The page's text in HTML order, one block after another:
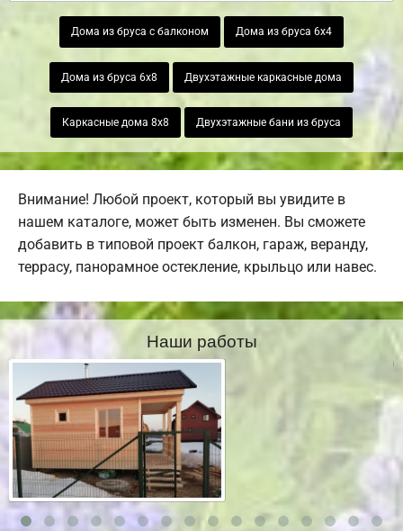
Дома из бруса с балконом Дома из бруса 6х4
Дома из бруса 6х8 Двухэтажные каркасные дома
Каркасные дома 8х8 Двухэтажные бани из бруса
Внимание! Любой проект, который вы увидите в
нашем каталоге, может быть изменен. Вы сможете
добавить в типовой проект балкон, гараж, веранду,
террасу, панорамное остекление, крыльцо или навес.
Наши работы